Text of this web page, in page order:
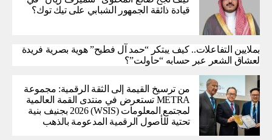
قيادة ذائقة الجمهور الشبابي على تيك توك؟
بملايين التفاعلات.. كيف يبتكر “حمد آل فطيح” هوية بصرية فريدة
لعشاق الشعر عبر حسابه “حاولت”؟
من ترسيخ القيمة إلى الثقة الرقمية: مجموعة
METRA تستعرض في منتدى القمة العالمية
لمجتمع المعلومات (WSIS) 2026 بجنيف بنية
تحتية للأصول الرقمية المدعومة بالذهب